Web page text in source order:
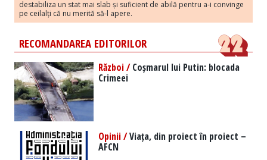
destabiliza un stat mai slab și suficient de abilă pentru a-i convinge
pe ceilalți că nu merită să-l apere.
RECOMANDAREA EDITORILOR
Război /Coșmarul lui Putin: blocada
Crimeei
Opinii /Viața, din proiect în proiect –
AFCN